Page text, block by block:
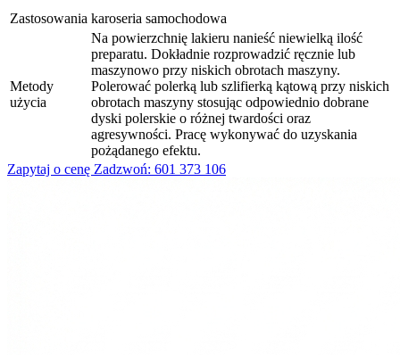
Zastosowania karoseria samochodowa
Metody
użycia
Na powierzchnię lakieru nanieść niewielką ilość
preparatu. Dokładnie rozprowadzić ręcznie lub
maszynowo przy niskich obrotach maszyny.
Polerować polerką lub szlifierką kątową przy niskich
obrotach maszyny stosując odpowiednio dobrane
dyski polerskie o różnej twardości oraz
agresywności. Pracę wykonywać do uzyskania
pożądanego efektu.
Zapytaj o cenę Zadzwoń: 601 373 106